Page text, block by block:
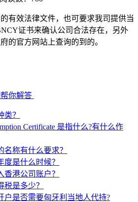
有效法律文件，也可要求我司提供当
证书来确认公司合法存在，另外
的官方网站上查询的到的。
你解答
？
Certificate 是指什么?有什么作
称有什么要求？
度是什么时候？
港公司账户？
税是多少？
户是否需要匈牙利当地人代持?